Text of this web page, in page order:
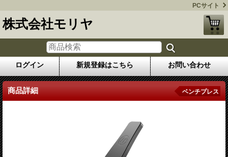
PCサイト
株式会社モリヤ
ログイン 新規登録はこちら お問い合わせ
商品詳細 ベンチプレス